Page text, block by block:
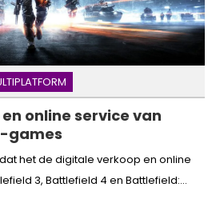
online service van
games
het de digitale verkoop en online
3, Battlefield 4 en Battlefield:...